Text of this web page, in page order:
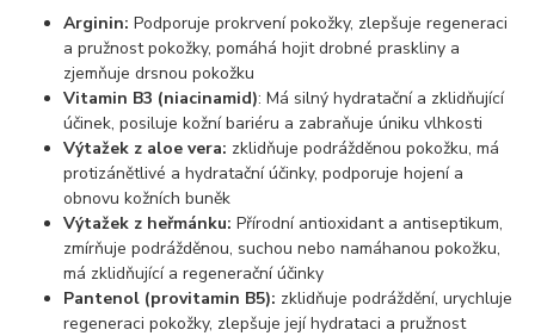
Arginin: Podporuje prokrvení pokožky, zlepšuje regeneraci
a pružnost pokožky, pomáhá hojit drobné praskliny a
zjemňuje drsnou pokožku
Vitamin B3 (niacinamid): Má silný hydratační a zklidňující
účinek, posiluje kožní bariéru a zabraňuje úniku vlhkosti
Výtažek z aloe vera: zklidňuje podrážděnou pokožku, má
protizánětlivé a hydratační účinky, podporuje hojení a
obnovu kožních buněk
Výtažek z heřmánku: Přírodní antioxidant a antiseptikum,
zmírňuje podrážděnou, suchou nebo namáhanou pokožku,
má zklidňující a regenerační účinky
Pantenol (provitamin B5): zklidňuje podráždění, urychluje
regeneraci pokožky, zlepšuje její hydrataci a pružnost